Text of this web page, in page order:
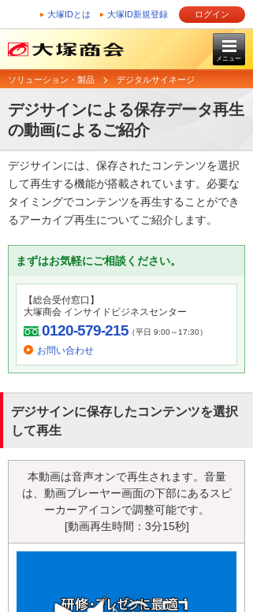
大塚IDとは 大塚ID新規登録 ログイン
メニュー
ソリューション・製品 デジタルサイネージ
デジサインによる保存データ再生
の動画によるご紹介
デジサインには、保存されたコンテンツを選択
して再生する機能が搭載されています。必要な
タイミングでコンテンツを再生することができ
るアーカイブ再生についてご紹介します。
まずはお気軽にご相談ください。
【総合受付窓口】
大塚商会 インサイドビジネスセンター
0120-579-215（平日 9:00～17:30）
お問い合わせ
デジサインに保存したコンテンツを選択
して再生
本動画は音声オンで再生されます。音量
は、動画プレーヤー画面の下部にあるスピ
ーカーアイコンで調整可能です。
[動画再生時間：3分15秒]